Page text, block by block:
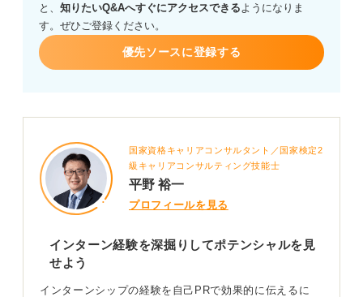
と、 知りたいQ&Aへすぐにアクセスできるようになりま
す。ぜひご登録ください。
優先ソースに登録する
国家資格キャリアコンサルタント／国家検定2
級キャリアコンサルティング技能士
平野 裕一
プロフィールを見る
インターン経験を深掘りしてポテンシャルを見
せよう
インターンシップの経験を自己PRで効果的に伝えるに